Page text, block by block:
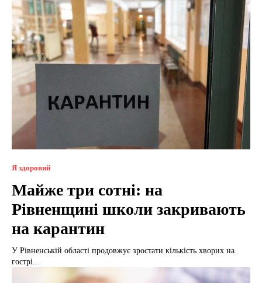
Я здоровий
Майже три сотні: на
Рівненщині школи закривають
на карантин
У Рівненській області продовжує зростати кількість хворих на
гострі...